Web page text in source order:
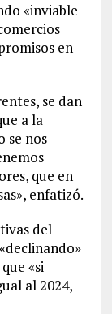
«inviable
en
se dan
a la
se nos
que en
enfatizó.
del
«si
al 2024,